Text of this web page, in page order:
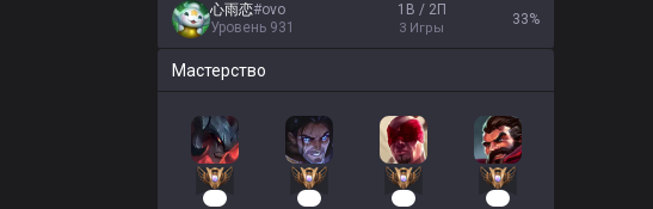
心雨恋#ovo
Уровень 931
1В / 2П
3 Игры
33%
Мастерство